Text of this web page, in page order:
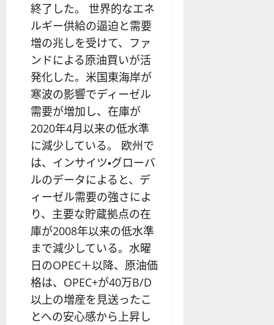
終了した。 世界的なエネ
ルギー供給の逼迫と需要
増の兆しを受けて、ファ
ンドによる原油買いが活
発化した。米国東海岸が
寒波の影響でディーゼル
需要が増加し、在庫が
2020年4月以来の低水準
に減少している。 欧州で
は、インサイツ・グローバ
ルのデータによると、デ
ィーゼル需要の強さによ
り、主要な貯蔵拠点の在
庫が2008年以来の低水準
まで減少している。水曜
日のOPEC＋以降、原油価
格は、OPEC+が40万B/D
以上の増産を見送ったこ
とへの安心感から上昇し